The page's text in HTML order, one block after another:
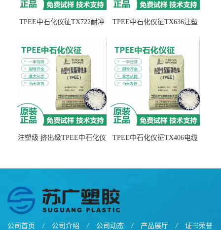
TPEE中石化仪征TX722耐冲
TPEE中石化仪征TX636注塑
注塑级 挤出级TPEE中石化仪
TPEE中石化仪征TX406电缆
公司首页 / 公司介绍 / 公司动态 / 产品展厅 / 证书荣誉